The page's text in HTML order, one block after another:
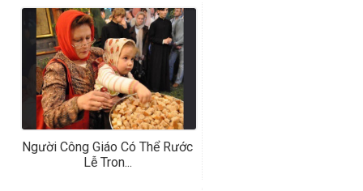
Người Công Giáo Có Thể Rước
Lễ Tron...